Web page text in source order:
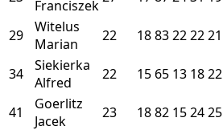
Franciszek
29
Witelus
Marian
22 1883222221
34
Siekierka
Alfred
22 15 65 13 1822
41
Goerlitz
Jacek
23 1882 152425